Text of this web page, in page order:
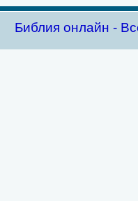
Библия oнлайн -